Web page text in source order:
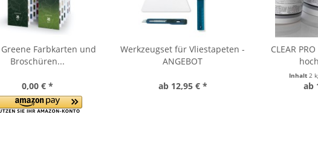
Farbkarten und
Broschüren...
0,00 € *
Werkzeugset für Vliestapeten -
ANGEBOT
ab 12,95 € *
CLEAR
Inhalt 2
ab